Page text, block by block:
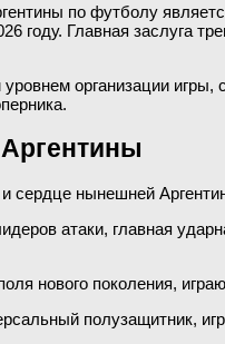
по футболу
году. Главная заслуга
организации
сердце нынешней
атаки, главная
нового поколения,
полузащитник,